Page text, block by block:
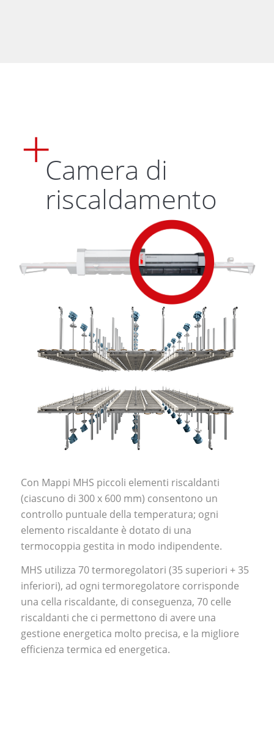
Camera di
riscaldamento
Con Mappi MHS piccoli elementi riscaldanti
(ciascuno di 300 x 600 mm) consentono un
controllo puntuale della temperatura; ogni
elemento riscaldante è dotato di una
termocoppia gestita in modo indipendente.
MHS utilizza 70 termoregolatori (35 superiori + 35
inferiori), ad ogni termoregolatore corrisponde
una cella riscaldante, di conseguenza, 70 celle
riscaldanti che ci permettono di avere una
gestione energetica molto precisa, e la migliore
efficienza termica ed energetica.